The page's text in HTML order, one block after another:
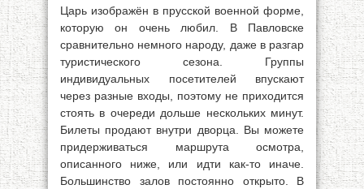
Царь изображён в прусской военной форме,
которую он очень любил. В Павловске
сравнительно немного народу, даже в разгар
туристического сезона. Группы
индивидуальных посетителей впускают
через разные входы, поэтому не приходится
стоять в очереди дольше нескольких минут.
Билеты продают внутри дворца. Вы можете
придерживаться маршрута осмотра,
описанного ниже, или идти как-то иначе.
Большинство залов постоянно открыто. В